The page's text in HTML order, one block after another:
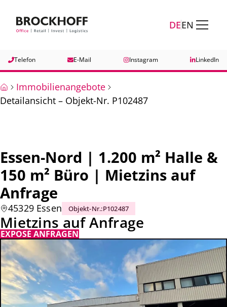
Zum Fuß springen
DEEN
Telefon E-Mail Instagram LinkedIn
Immobilienangebote
Detailansicht – Objekt-Nr. P102487
Essen-Nord | 1.200 m² Halle &
150 m² Büro | Mietzins auf
Anfrage
45329 Essen Objekt-Nr.:P102487
Mietzins auf Anfrage
EXPOSÉ ANFRAGEN